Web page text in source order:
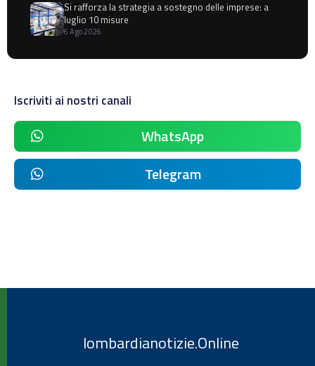
Si rafforza la strategia a sostegno delle imprese: a
luglio 10 misure
6 Ago 2026
Iscriviti ai nostri canali
WhatsApp
Telegram
lombardianotizie.Online